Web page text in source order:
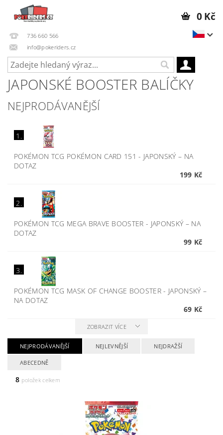
736 660 566
info@pokeriders.cz
0 Kč
JAPONSKÉ BOOSTER BALÍČKY
NEJPRODÁVANĚJŠÍ
1.
POKÉMON TCG POKÉMON CARD 151 - JAPONSKÝ – NA
DOTAZ
199 Kč
2.
POKÉMON TCG MEGA BRAVE BOOSTER - JAPONSKÝ – NA
DOTAZ
99 Kč
3.
POKÉMON TCG MASK OF CHANGE BOOSTER - JAPONSKÝ –
NA DOTAZ
69 Kč
ZOBRAZIT VÍCE
NEJPRODÁVANĚJŠÍ NEJLEVNĚJŠÍ NEJDRAŽŠÍ
ABECEDNĚ
8 položek celkem